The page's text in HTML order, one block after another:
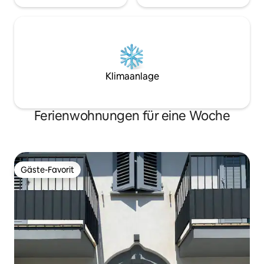
Klimaanlage
Ferienwohnungen für eine Woche
Gäste-Favorit
Gäste-Favorit